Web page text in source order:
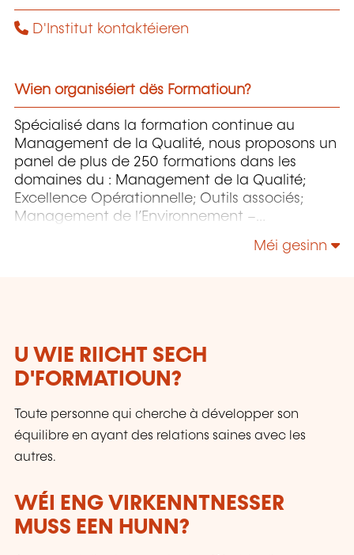
D'Institut kontaktéieren
Wien organiséiert dës Formatioun?
Spécialisé dans la formation continue au
Management de la Qualité, nous proposons un
panel de plus de 250 formations dans les
domaines du : Management de la Qualité;
Excellence Opérationnelle; Outils associés;
Management de l’Environnement –
Management de la Sécurité et de la Sûreté;
Méi gesinn
U WIE RIICHT SECH
D'FORMATIOUN?
Toute personne qui cherche à développer son
équilibre en ayant des relations saines avec les
autres.
WÉI ENG VIRKENNTNESSER
MUSS EEN HUNN?